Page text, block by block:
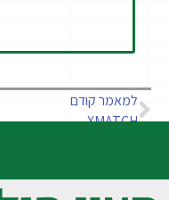
למאמר קודם
XMATCH